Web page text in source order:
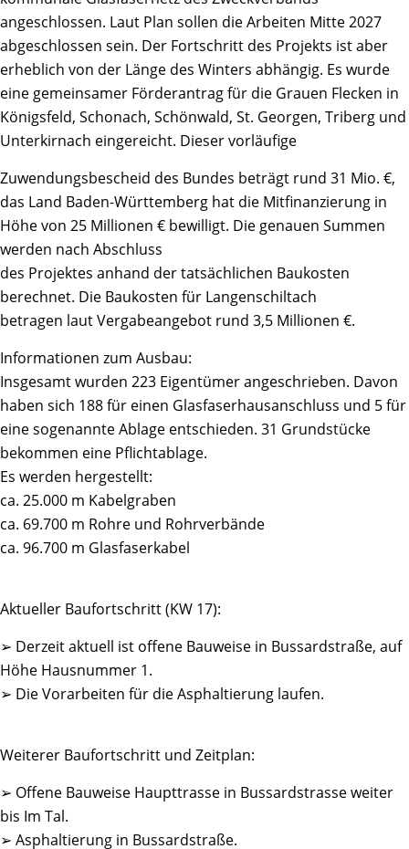
angeschlossen. Laut Plan sollen die Arbeiten Mitte 2027
abgeschlossen sein. Der Fortschritt des Projekts ist aber
erheblich von der Länge des Winters abhängig. Es wurde
eine gemeinsamer Förderantrag für die Grauen Flecken in
Königsfeld, Schonach, Schönwald, St. Georgen, Triberg und
Unterkirnach eingereicht. Dieser vorläufige
Zuwendungsbescheid des Bundes beträgt rund 31 Mio. €,
das Land Baden-Württemberg hat die Mitfinanzierung in
Höhe von 25 Millionen € bewilligt. Die genauen Summen
werden nach Abschluss
des Projektes anhand der tatsächlichen Baukosten
berechnet. Die Baukosten für Langenschiltach
betragen laut Vergabeangebot rund 3,5 Millionen €.
Informationen zum Ausbau:
Insgesamt wurden 223 Eigentümer angeschrieben. Davon
haben sich 188 für einen Glasfaserhausanschluss und 5 für
eine sogenannte Ablage entschieden. 31 Grundstücke
bekommen eine Pflichtablage.
Es werden hergestellt:
ca. 25.000 m Kabelgraben
ca. 69.700 m Rohre und Rohrverbände
ca. 96.700 m Glasfaserkabel
Aktueller Baufortschritt (KW 17):
➢ Derzeit aktuell ist offene Bauweise in Bussardstraße, auf
Höhe Hausnummer 1.
➢ Die Vorarbeiten für die Asphaltierung laufen.
Weiterer Baufortschritt und Zeitplan:
➢ Offene Bauweise Haupttrasse in Bussardstrasse weiter
bis Im Tal.
➢ Asphaltierung in Bussardstraße.